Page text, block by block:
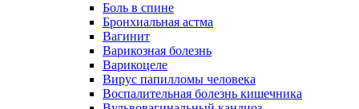
Боль в спине
Бронхиальная астма
Вагинит
Варикозная болезнь
Варикоцеле
Вирус папилломы человека
Воспалительная болезнь кишечника